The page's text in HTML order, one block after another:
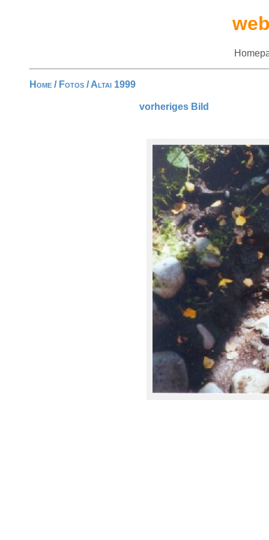
Home / Fotos /Altai 1999
vorheriges Bild